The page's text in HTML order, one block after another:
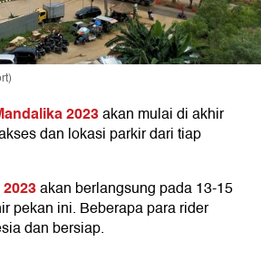
2023akan mulai di akhir
dan lokasi parkir dari tiap
akan berlangsung pada 13-15
pekan ini. Beberapa para rider
dan bersiap.